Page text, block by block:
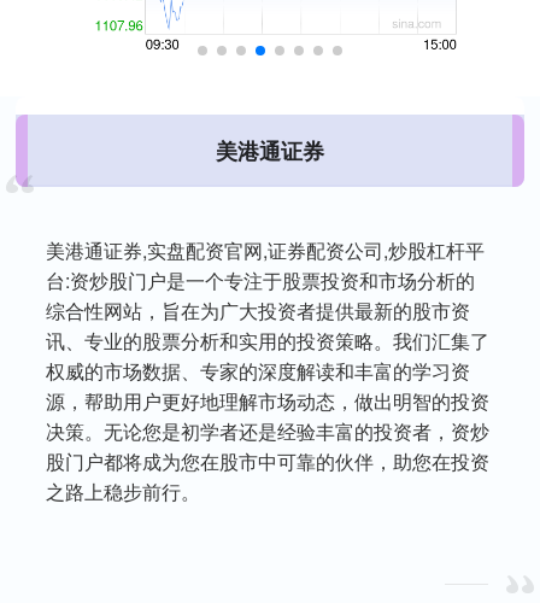
美港通证券
美港通证券,实盘配资官网,证券配资公司,炒股杠杆平
台:资炒股门户是一个专注于股票投资和市场分析的
综合性网站，旨在为广大投资者提供最新的股市资
讯、专业的股票分析和实用的投资策略。我们汇集了
权威的市场数据、专家的深度解读和丰富的学习资
源，帮助用户更好地理解市场动态，做出明智的投资
决策。无论您是初学者还是经验丰富的投资者，资炒
股门户都将成为您在股市中可靠的伙伴，助您在投资
之路上稳步前行。